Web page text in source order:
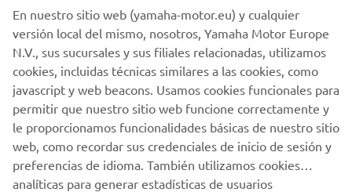
Ahora, espera a que tu Yamaha termine la actualización de
software. Importante: no apagues la energía del vehículo,
retires la unidad USB ni pongas el vehículo en movimiento
hasta que la actualización esté completa. Cuando recibas
el mensaje de que la actualización ha finalizado, ¡puedes
retirar el dispositivo de almacenamiento USB y disfrutar
del paseo!
En nuestro sitio web (yamaha-motor.eu) y cualquier
versión local del mismo, nosotros, Yamaha Motor Europe
N.V., sus sucursales y sus filiales relacionadas, utilizamos
cookies, incluidas técnicas similares a las cookies, como
javascript y web beacons. Usamos cookies funcionales para
permitir que nuestro sitio web funcione correctamente y
le proporcionamos funcionalidades básicas de nuestro sitio
web, como recordar sus credenciales de inicio de sesión y
preferencias de idioma. También utilizamos cookies
analíticas para generar estadísticas de usuarios